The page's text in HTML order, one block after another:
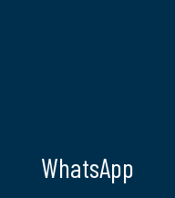
WhatsApp